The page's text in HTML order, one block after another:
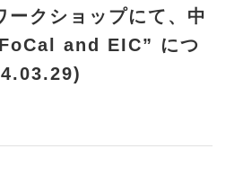
ークショップにて、中
and EIC” につ